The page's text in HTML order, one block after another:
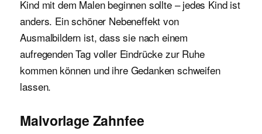
Kind mit dem Malen beginnen sollte – jedes Kind ist
anders. Ein schöner Nebeneffekt von
Ausmalbildern ist, dass sie nach einem
aufregenden Tag voller Eindrücke zur Ruhe
kommen können und ihre Gedanken schweifen
lassen.
Malvorlage Zahnfee